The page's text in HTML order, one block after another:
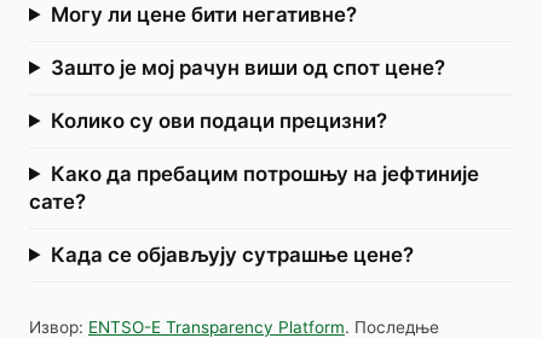
Могу ли цене бити негативне?
Зашто је мој рачун виши од спот цене?
Колико су ови подаци прецизни?
Како да пребацим потрошњу на јефтиније
сате?
Када се објављују сутрашње цене?
Извор: ENTSO-E Transparency Platform. Последње